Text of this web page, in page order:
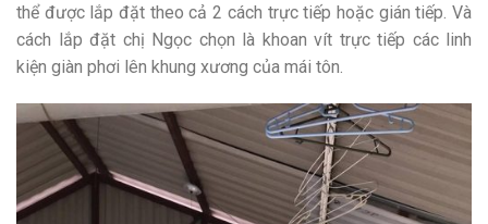
thể được lắp đặt theo cả 2 cách trực tiếp hoặc gián tiếp. Và
cách lắp đặt chị Ngọc chọn là khoan vít trực tiếp các linh
kiện giàn phơi lên khung xương của mái tôn.